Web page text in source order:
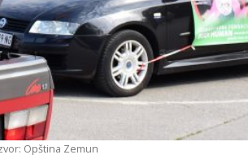
Opština Zemun